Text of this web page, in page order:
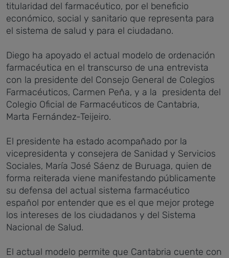
titularidad del farmacéutico, por el beneficio
económico, social y sanitario que representa para
el sistema de salud y para el ciudadano.
Diego ha apoyado el actual modelo de ordenación
farmacéutica en el transcurso de una entrevista
con la presidente del Consejo General de Colegios
Farmacéuticos, Carmen Peña, y a la presidenta del
Colegio Oficial de Farmacéuticos de Cantabria,
Marta Fernández-Teijeiro.
El presidente ha estado acompañado por la
vicepresidenta y consejera de Sanidad y Servicios
Sociales, María José Sáenz de Buruaga, quien de
forma reiterada viene manifestando públicamente
su defensa del actual sistema farmacéutico
español por entender que es el que mejor protege
los intereses de los ciudadanos y del Sistema
Nacional de Salud.
El actual modelo permite que Cantabria cuente con